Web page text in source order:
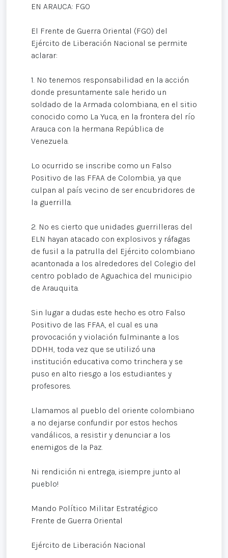
EN ARAUCA: FGO
El Frente de Guerra Oriental (FGO) del
Ejército de Liberación Nacional se permite
aclarar:
1. No tenemos responsabilidad en la acción
donde presuntamente sale herido un
soldado de la Armada colombiana, en el sitio
conocido como La Yuca, en la frontera del río
Arauca con la hermana República de
Venezuela.
Lo ocurrido se inscribe como un Falso
Positivo de las FFAA de Colombia, ya que
culpan al país vecino de ser encubridores de
la guerrilla.
2. No es cierto que unidades guerrilleras del
ELN hayan atacado con explosivos y ráfagas
de fusil a la patrulla del Ejército colombiano
acantonada a los alrededores del Colegio del
centro poblado de Aguachica del municipio
de Arauquita.
Sin lugar a dudas este hecho es otro Falso
Positivo de las FFAA, el cual es una
provocación y violación fulminante a los
DDHH, toda vez que se utilizó una
institución educativa como trinchera y se
puso en alto riesgo a los estudiantes y
profesores.
Llamamos al pueblo del oriente colombiano
a no dejarse confundir por estos hechos
vandálicos, a resistir y denunciar a los
enemigos de la Paz.
Ni rendición ni entrega, ¡siempre junto al
pueblo!
Mando Político Militar Estratégico
Frente de Guerra Oriental
Ejército de Liberación Nacional